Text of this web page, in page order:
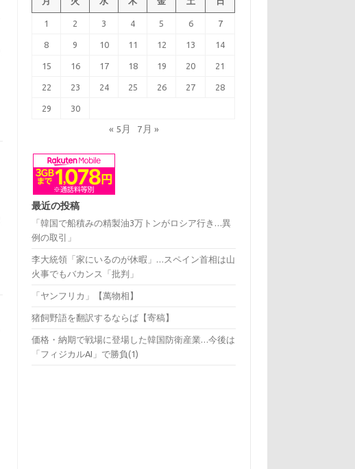
1 2 3 4 5 6 7
8 9 10 11 12 13 14
15 16 17 18 19 20 21
22 23 24 25 26 27 28
29 30
« 5月 7月 »
最近の投稿
「韓国で船積みの精製油3万トンがロシア行き…異
例の取引」
李大統領「家にいるのが休暇」…スペイン首相は山
火事でもバカンス「批判」
「ヤンフリカ」【萬物相】
猪飼野語を翻訳するならば【寄稿】
価格・納期で戦場に登場した韓国防衛産業…今後は
「フィジカルAI」で勝負(1)